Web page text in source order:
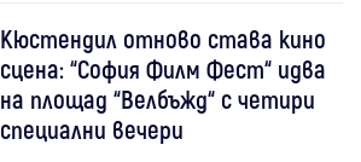
Кюстендил отново става кино
сцена: “София Филм Фест“ идва
на площад “Велбъжд“ с четири
специални вечери